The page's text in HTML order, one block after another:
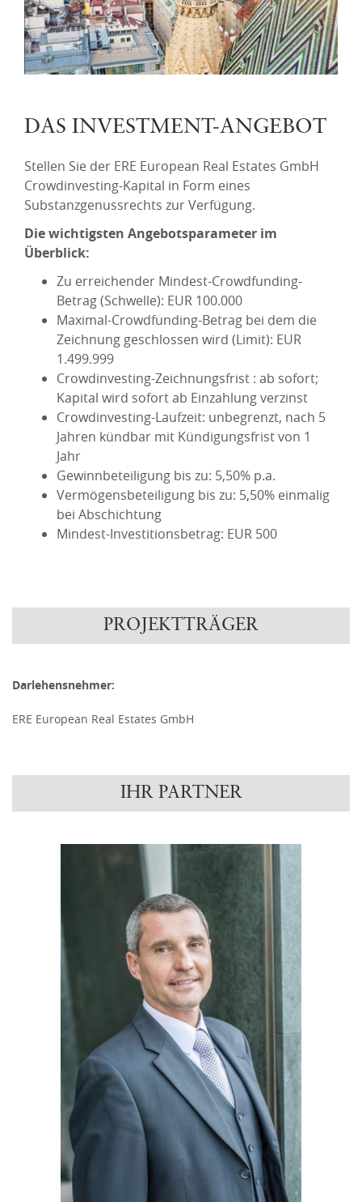
DAS INVESTMENT-ANGEBOT
Stellen Sie der ERE European Real Estates GmbH
Crowdinvesting-Kapital in Form eines
Substanzgenussrechts zur Verfügung.
Die wichtigsten Angebotsparameter im
Überblick:
Zu erreichender Mindest-Crowdfunding-
Betrag (Schwelle): EUR 100.000
Maximal-Crowdfunding-Betrag bei dem die
Zeichnung geschlossen wird (Limit): EUR
1.499.999
Crowdinvesting-Zeichnungsfrist : ab sofort;
Kapital wird sofort ab Einzahlung verzinst
Crowdinvesting-Laufzeit: unbegrenzt, nach 5
Jahren kündbar mit Kündigungsfrist von 1
Jahr
Gewinnbeteiligung bis zu: 5,50% p.a.
Vermögensbeteiligung bis zu: 5,50% einmalig
bei Abschichtung
Mindest-Investitionsbetrag: EUR 500
PROJEKTTRÄGER
Darlehensnehmer:
ERE European Real Estates GmbH
IHR PARTNER